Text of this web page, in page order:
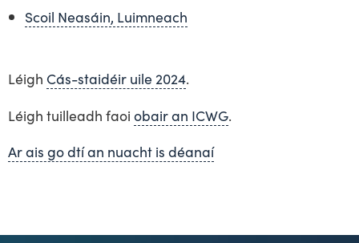
Scoil Neasáin, Luimneach
Léigh Cás-staidéir uile 2024.
Léigh tuilleadh faoi obair an ICWG.
Ar ais go dtí an nuacht is déanaí